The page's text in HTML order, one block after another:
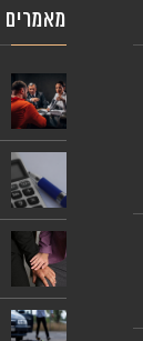
מאמרים